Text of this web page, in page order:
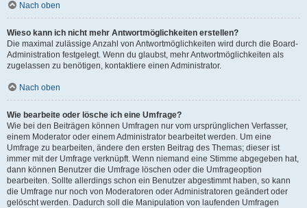
Nach oben
Wieso kann ich nicht mehr Antwortmöglichkeiten erstellen?
Die maximal zulässige Anzahl von Antwortmöglichkeiten wird durch die Board-
Administration festgelegt. Wenn du glaubst, mehr Antwortmöglichkeiten als
zugelassen zu benötigen, kontaktiere einen Administrator.
Nach oben
Wie bearbeite oder lösche ich eine Umfrage?
Wie bei den Beiträgen können Umfragen nur vom ursprünglichen Verfasser,
einem Moderator oder einem Administrator bearbeitet werden. Um eine
Umfrage zu bearbeiten, ändere den ersten Beitrag des Themas; dieser ist
immer mit der Umfrage verknüpft. Wenn niemand eine Stimme abgegeben hat,
dann können Benutzer die Umfrage löschen oder die Umfrageoption
bearbeiten. Sollte allerdings schon ein Benutzer abgestimmt haben, so kann
die Umfrage nur noch von Moderatoren oder Administratoren geändert oder
gelöscht werden. Dadurch soll die Manipulation von laufenden Umfragen